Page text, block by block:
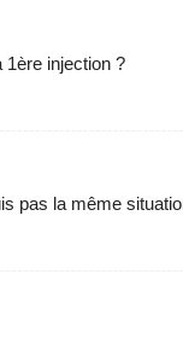
1ère injection ?
pas la même